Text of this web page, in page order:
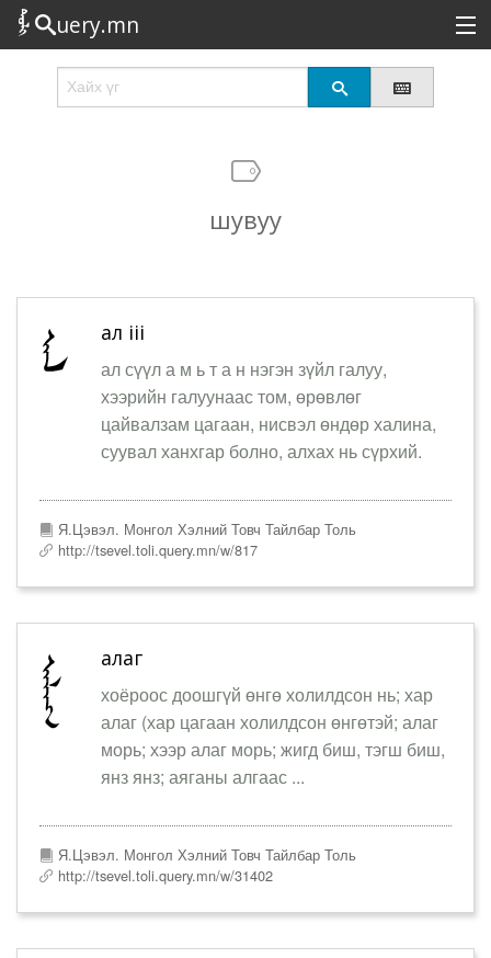
uery.mn
Сонирхолтой
шувуу
ал iii
ал сүүл а м ь т а н нэгэн зүйл галуу,
хээрийн галуунаас том, өрөвлөг
цайвалзам цагаан, нисвэл өндөр халина,
суувал ханхгар болно, алхах нь сүрхий.
Я.Цэвэл. Монгол Хэлний Товч Тайлбар Толь
http://tsevel.toli.query.mn/w/817
алаг
хоёроос доошгүй өнгө холилдсон нь; хар
алаг (хар цагаан холилдсон өнгөтэй; алаг
морь; хээр алаг морь; жигд биш, тэгш биш,
янз янз; аяганы алгаас ...
Я.Цэвэл. Монгол Хэлний Товч Тайлбар Толь
http://tsevel.toli.query.mn/w/31402